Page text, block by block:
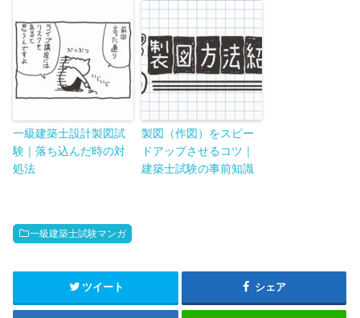
一級建築士設計製図試
験｜落ち込んだ時の対
処法
製図（作図）をスピー
ドアップさせるコツ｜
建築士試験の事前知識
一級建築士試験マンガ
ツイート シェア